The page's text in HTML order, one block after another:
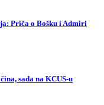
Priča o Bošku i Admiri
sada na KCUS-u